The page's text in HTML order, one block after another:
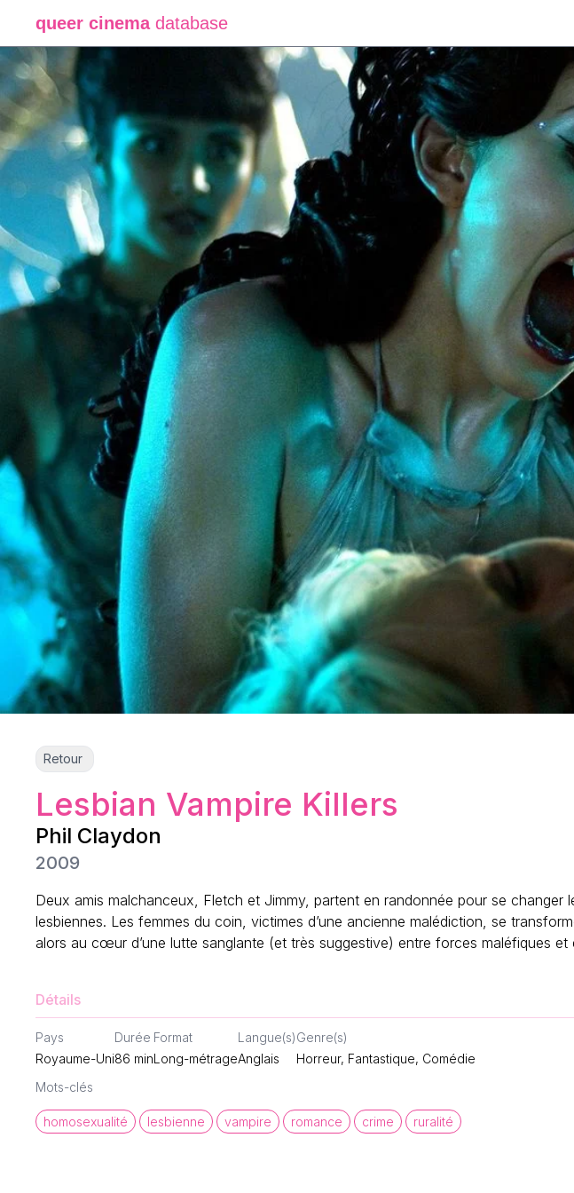
queer cinema database
Retour
Lesbian Vampire Killers
Phil Claydon
2009
Deux amis malchanceux, Fletch et Jimmy, partent en randonnée pour se
lesbiennes. Les femmes du coin, victimes d’une ancienne malédiction, se
alors au cœur d’une lutte sanglante (et très suggestive) entre forces maléfiques et
Détails
Pays
Royaume-Uni
Durée
86 min
Format
Long-métrage
Langue(s)
Anglais
Genre(s)
Horreur, Fantastique, Comédie
Mots-clés
homosexualité lesbienne vampire romance crime ruralité